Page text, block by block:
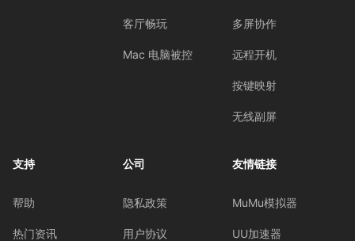
客厅畅玩
Mac 电脑被控
多屏协作
远程开机
按键映射
无线副屏
支持
帮助
热门资讯
公司
隐私政策
用户协议
友情链接
MuMu模拟器
UU加速器